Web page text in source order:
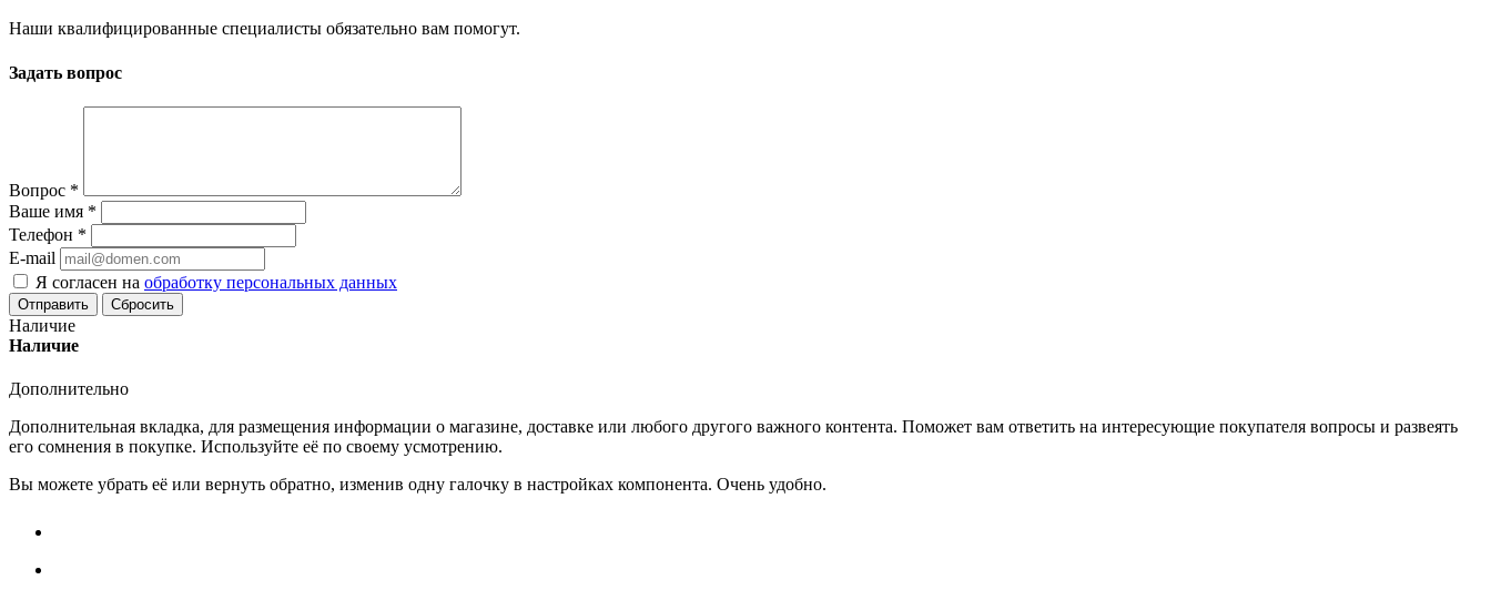
Наши квалифицированные специалисты обязательно вам помогут.
Задать вопрос
Вопрос *
Ваше имя *
Телефон *
E-mail
Я согласен на обработку персональных данных
Сбросить
Наличие
Наличие
Дополнительно
Дополнительная вкладка, для размещения информации о магазине, доставке или любого другого важного контента. Поможет вам ответить на интересующие покупателя вопросы и развеять
его сомнения в покупке. Используйте её по своему усмотрению.
Вы можете убрать её или вернуть обратно, изменив одну галочку в настройках компонента. Очень удобно.